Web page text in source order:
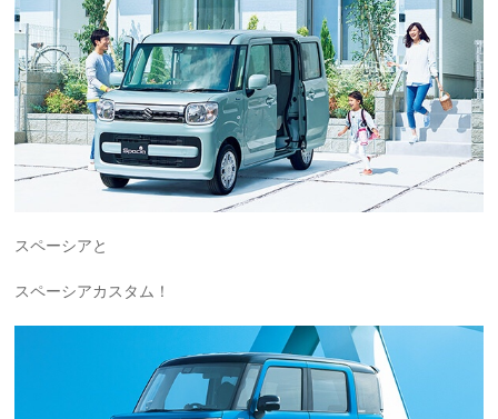
スペーシアと
スペーシアカスタム！